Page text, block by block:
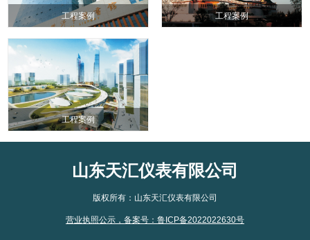
工程案例 工程案例
工程案例
山东天汇仪表有限公司
版权所有：山东天汇仪表有限公司
营业执照公示 ， 备案号：鲁ICP备2022022630号